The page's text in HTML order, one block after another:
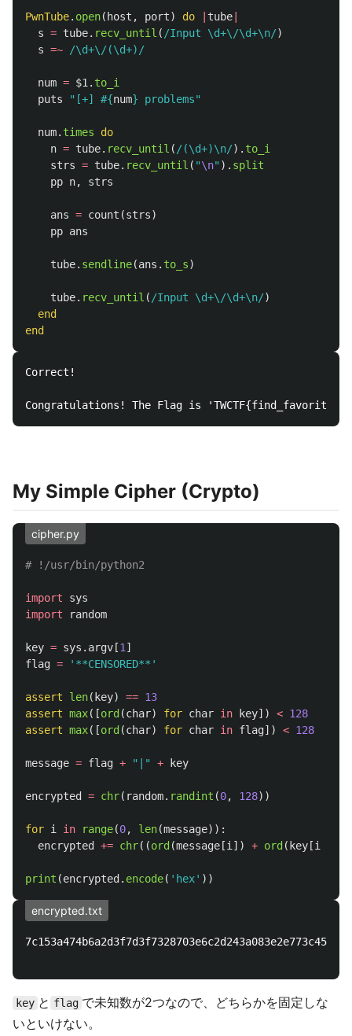
PwnTube. open( host , port) do tube
s = tube. recv_until ( /Input \d+\/\d+\n/)
s =~ /\d+\/(\d+)/
num = $1 . to_i
puts
"[+] #{num} problems"
num. times
do
n = tube. recv_until ( /(\d+)\n/). to_i
strs = tube. recv_until ( "\n" ). split
pp n, strs
ans = count (strs)
pp ans
tube. sendline(ans . to_s)
tube. recv_until ( /Input \d+\/\d+\n/)
end
end
Correct!
My Simple Cipher (Crypto)
cipher.py
import
sys
import
random
key = sys . argv [1 ]
flag = ' **CENSORED** '
assert len( key) == 13
assert max([ord (char) for char in key]) < 128
assert max([ord (char) for char in flag]) < 128
message = flag + " " + key
encrypted = chr( random. randint (0, 128))
for i in range(0, len(message)):
encrypted
+= chr((ord (message [i ]) + ord ( key [i
print (encrypted . encode( ' hex' ))
encrypted.txt
key と flag で未知数が2つなので、どちらかを固定しな
いといけない。